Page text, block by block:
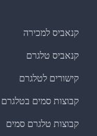
קנאביס למכירה
קנאביס טלגרם
קישורים לטלגרם
קבוצות סמים בטלגרם
קבוצות טלגרם סמים